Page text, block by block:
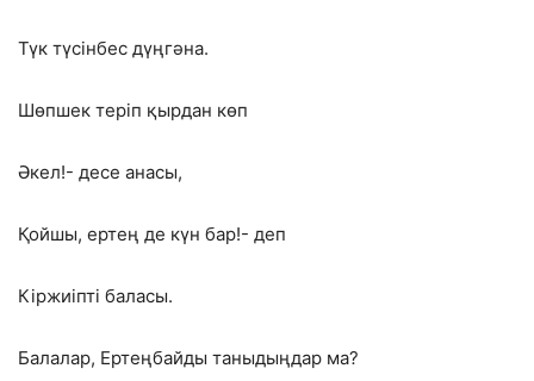
Түк түсінбес дүңгәна.
Шөпшек теріп қырдан көп
Әкел!- десе анасы,
Қойшы, ертең де күн бар!- деп
Кіржиіпті баласы.
Балалар, Ертеңбайды таныдыңдар ма?